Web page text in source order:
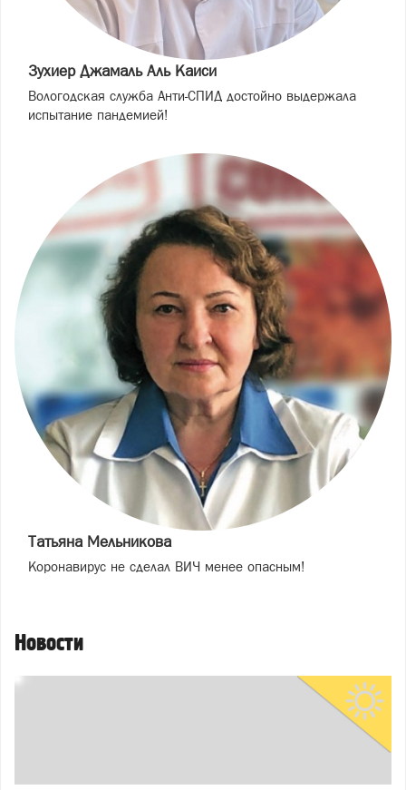
Зухиер Джамаль Аль Каиси
Вологодская служба Анти-СПИД достойно выдержала
испытание пандемией!
Татьяна Мельникова
Коронавирус не сделал ВИЧ менее опасным!
Новости